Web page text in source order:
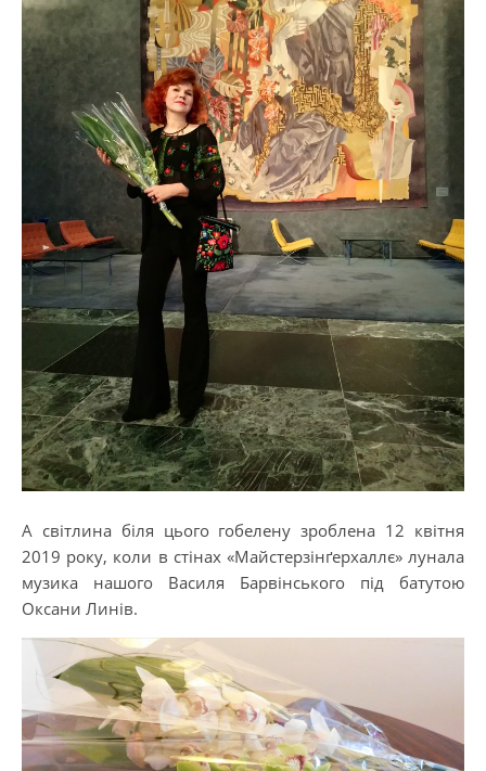
А світлина біля цього гобелену зроблена 12 квітня
2019 року, коли в стінах «Майстерзінґерхаллє» лунала
музика нашого Василя Барвінського під батутою
Оксани Линів.